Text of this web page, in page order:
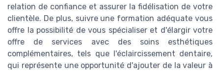
relation de confiance et assurer la fidélisation de votre
clientèle. De plus, suivre une formation adéquate vous
offre la possibilité de vous spécialiser et d'élargir votre
offre de services avec des soins esthétiques
complémentaires, tels que l'éclaircissement dentaire,
qui représente une opportunité d'ajouter de la valeur à